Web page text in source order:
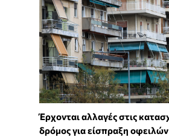
Έρχονται αλλαγές στις
δρόμος για είσπραξη οφειλών